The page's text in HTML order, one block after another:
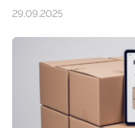
Mensch-Maschine-
Die zugrunde liegende
anderen Maschinen
umzurüsten ist ein Job für
Maschine faltet in
Landkarten und vieles
Exemplare pro Stunde. Je
29.09.2025